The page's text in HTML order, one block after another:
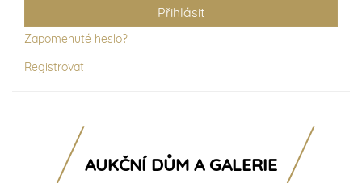
Zapomenuté heslo?
Registrovat
AUKČNÍ DŮM A GALERIE